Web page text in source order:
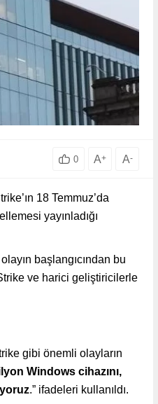
0 A+ A-
18 Temmuz’da
yayınladığı
başlangıcından bu
ve harici geliştiricilerle
gibi önemli olayların
Windows cihazını,
.” ifadeleri kullanıldı.